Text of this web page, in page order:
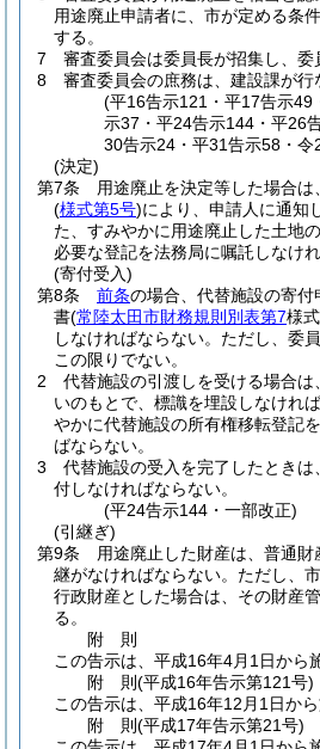
用途廃止申請者に、市が定める条
する。
7
審査委員会は委員長が招集し、委
8
審査委員会の庶務は、建設課が行
(平16告示121・平17告示49
示37・平24告示144・平26
30告示24・平31告示58・
(決定)
第7条
用途廃止を決定等した場合
(様式第5号)により、申請人に通知
た、すみやかに用途廃止した土地
必要な登記を法務局に嘱託しなけれ
(寄付受入)
第8条
前条の場合、代替施設の寄付
書(常陸太田市財務規則別表第7様
しなければならない。 ただし、委
この限りでない。
2
代替施設の引渡しを受ける場合
いのもとで、標識を埋設しなければ
やかに代替施設の所有権移転登記
ばならない。
3
代替施設の受入を完了したとき
付しなければならない。
(平24告示144・一部改正)
(引継ぎ)
第9条
用途廃止した財産は、普通財
継がなければならない。 ただし、
行政財産とした場合は、その財産
る。
附 則
この告示は、平成16年4月1日から
附 則(平成16年告示第121号)
この告示は、平成16年12月1日から
附 則(平成17年告示第21号)